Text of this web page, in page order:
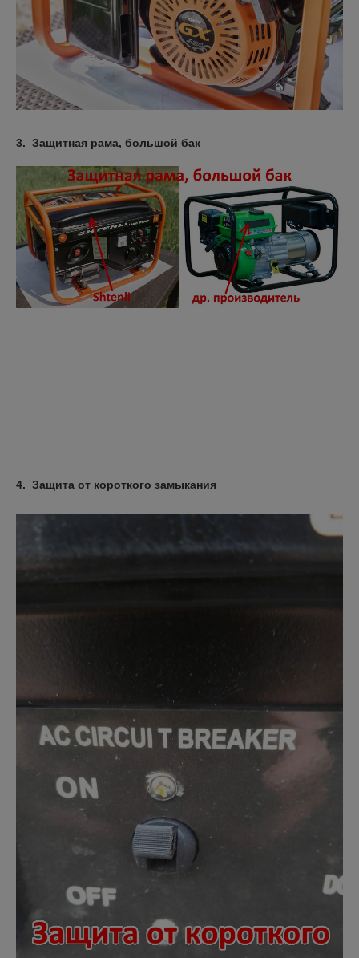
3. Защитная рама, большой бак
4. Защита от короткого замыкания